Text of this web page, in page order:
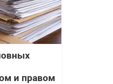
и правом